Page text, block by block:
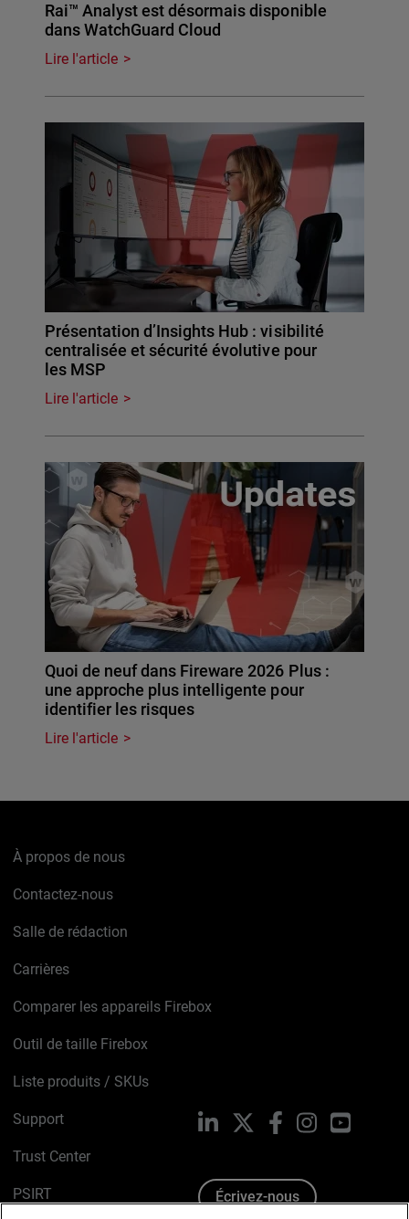
Rai™ Analyst est désormais disponible
dans WatchGuard Cloud
Lire l'article
Présentation d’Insights Hub : visibilité
centralisée et sécurité évolutive pour
les MSP
Lire l'article
Quoi de neuf dans Fireware 2026 Plus :
une approche plus intelligente pour
identifier les risques
Lire l'article
À propos de nous
Contactez-nous
Salle de rédaction
Carrières
Comparer les appareils Firebox
Outil de taille Firebox
Liste produits / SKUs
Support
Trust Center
PSIRT
LinkedIn FacebookInstagramYouTube
Écrivez-nous